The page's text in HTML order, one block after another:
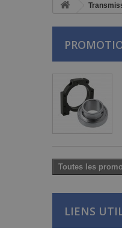
Toutes les
LIENS